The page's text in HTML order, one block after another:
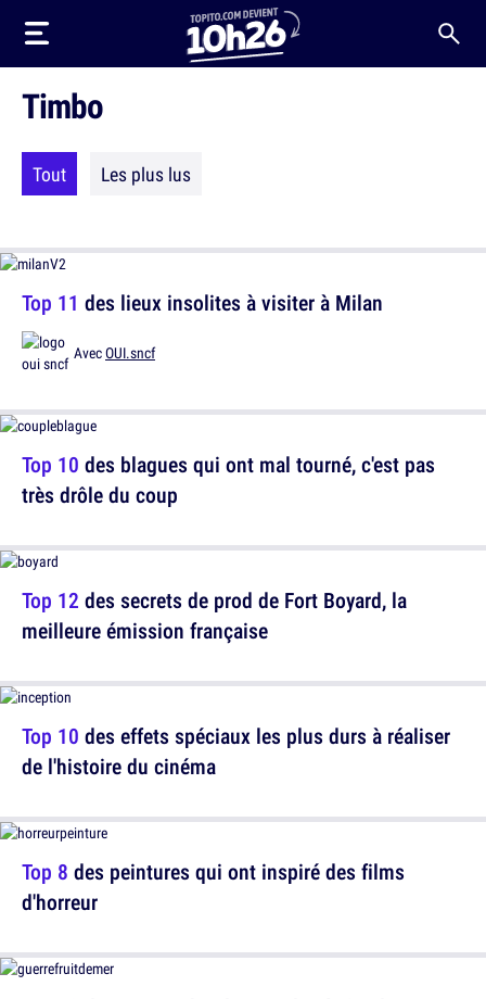
Timbo
Tout Les plus lus
Top 11 des lieux insolites à visiter à Milan
AvecOUI.sncf
Top 12 des secrets de prod de Fort Boyard, la
meilleure émission française
Top 8 des peintures qui ont inspiré des films
d'horreur
Top 10 des blagues qui ont mal tourné, c'est pas
très drôle du coup
Top 10 des effets spéciaux les plus durs à réaliser
de l'histoire du cinéma